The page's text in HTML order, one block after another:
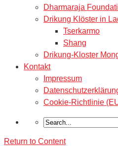
Dharmaraja
Drikung Klöster in
Tserkarmo
Shang
Drikung-Kloster
Kontakt
Impressum
Cookie-Richtlinie
Return to Content